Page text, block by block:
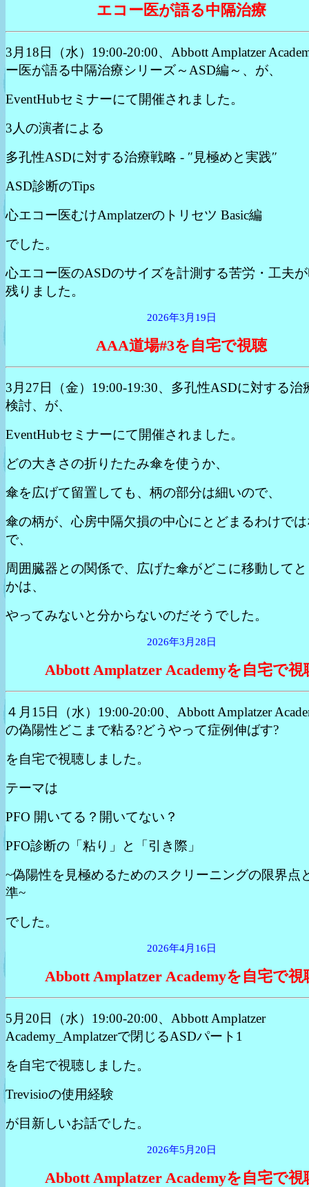
エコー医が語る中隔治療
3月18日（水）19:00-20:00、Abbott Amplatzer
ー医が語る中隔治療シリーズ～ASD編～、が、
EventHubセミナーにて開催されました。
3人の演者による
多孔性ASDに対する治療戦略 - ″見極めと実践″
ASD診断のTips
心エコー医むけAmplatzerのトリセツ Basic編
でした。
心エコー医のASDのサイズを計測する苦労・工夫
残りました。
2026年3月19日
AAA道場#3を自宅で視聴
3月27日（金）19:00-19:30、多孔性ASDに対する治
検討、が、
EventHubセミナーにて開催されました。
どの大きさの折りたたみ傘を使うか、
傘を広げて留置しても、柄の部分は細いので、
傘の柄が、心房中隔欠損の中心にとどまるわけで
で、
周囲臓器との関係で、広げた傘がどこに移動して
かは、
やってみないと分からないのだそうでした。
2026年3月28日
Abbott Amplatzer Academyを自宅で視
４月15日（水）19:00-20:00、Abbott Amplatzer
の偽陽性どこまで粘る?どうやって症例伸ばす?
を自宅で視聴しました。
テーマは
PFO 開いてる？開いてない？
PFO診断の「粘り」と「引き際」
~偽陽性を見極めるためのスクリーニングの限界点
準~
でした。
2026年4月16日
Abbott Amplatzer Academyを自宅で視
5月20日（水）19:00-20:00、Abbott Amplatzer
Academy_Amplatzerで閉じるASDパート1
を自宅で視聴しました。
Trevisioの使用経験
が目新しいお話でした。
2026年5月20日
Abbott Amplatzer Academyを自宅で視